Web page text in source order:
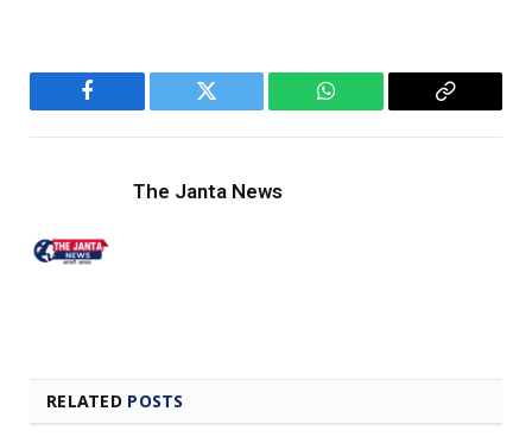
Facebook Twitter WhatsApp
Copy
The Janta News
RELATED POSTS